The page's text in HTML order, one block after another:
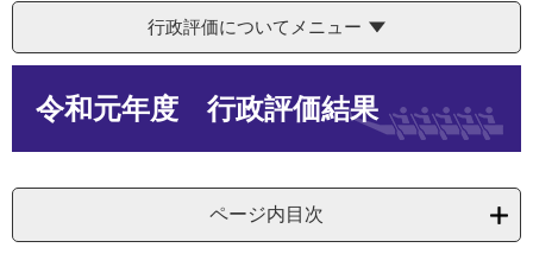
行政評価についてメニュー
令和元年度 行政評価結果
ページ内目次